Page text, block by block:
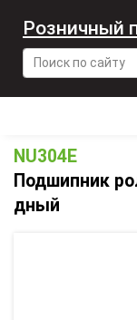
Розничный
NU304E
Подшипник
дный